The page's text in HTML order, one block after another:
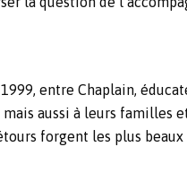
entre Chaplain,
aussi à leurs
forgent les plus beaux